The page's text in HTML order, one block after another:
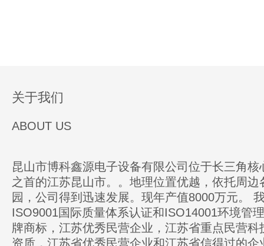
关于我们
ABOUT US
昆山市博科鑫源电子设备有限公司位于长三角核
之首的江苏昆山市。。地理位置优越，依托周边
园，公司得到迅速发展。现年产值8000万元。
ISO9001国际质量体系认证和ISO14001环境管
牌商标，江苏优秀民营企业，江苏省重点民营科
资质，江苏省优秀民营企业和江苏省信得过的企